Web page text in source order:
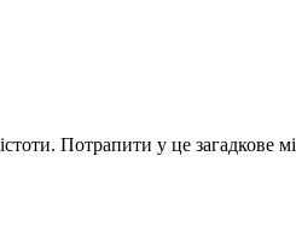
Потрапити у це загадкове